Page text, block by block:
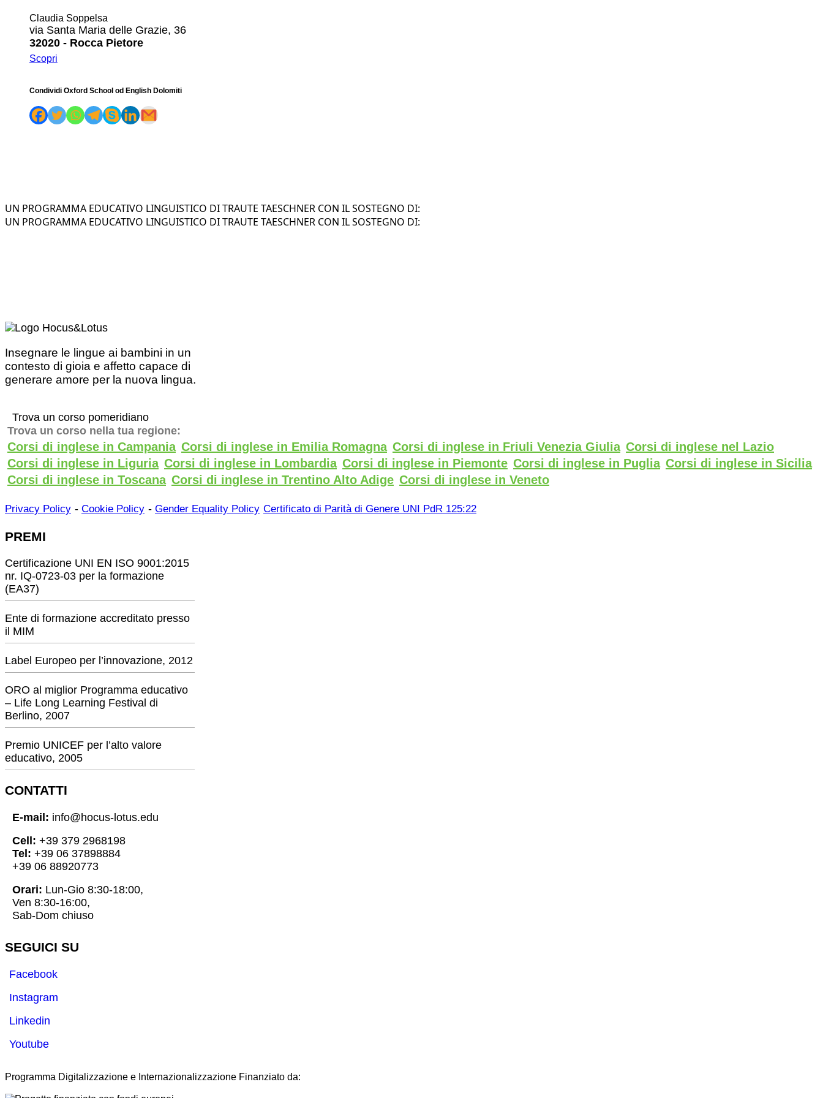
Claudia Soppelsa
via Santa Maria delle Grazie, 36
32020 - Rocca Pietore
Scopri
Condividi Oxford School od English Dolomiti
UN PROGRAMMA EDUCATIVO LINGUISTICO DI TRAUTE TAESCHNER CON IL SOSTEGNO DI:
UN PROGRAMMA EDUCATIVO LINGUISTICO DI TRAUTE TAESCHNER CON IL SOSTEGNO DI:
Insegnare le lingue ai bambini in un
contesto di gioia e affetto capace di
generare amore per la nuova lingua.
Trova un corso pomeridiano
Trova un corso nella tua regione:
Corsi di inglese in Campania Corsi di inglese in Emilia Romagna Corsi di inglese in Friuli Venezia Giulia Corsi di inglese nel Lazio
Corsi di inglese in Liguria Corsi di inglese in Lombardia Corsi di inglese in Piemonte Corsi di inglese in Puglia Corsi di inglese in Sicilia
Corsi di inglese in Toscana Corsi di inglese in Trentino Alto Adige Corsi di inglese in Veneto
Privacy Policy - Cookie Policy - Gender Equality Policy Certificato di Parità di Genere UNI PdR 125:22
PREMI
Certificazione UNI EN ISO 9001:2015
nr. IQ-0723-03 per la formazione
(EA37)
Ente di formazione accreditato presso
il MIM
Label Europeo per l’innovazione, 2012
ORO al miglior Programma educativo
– Life Long Learning Festival di
Berlino, 2007
Premio UNICEF per l’alto valore
educativo, 2005
CONTATTI
E-mail: info@hocus-lotus.edu
Cell: +39 379 2968198
Tel: +39 06 37898884
+39 06 88920773
Orari: Lun-Gio 8:30-18:00,
Ven 8:30-16:00,
Sab-Dom chiuso
SEGUICI SU
Facebook
Instagram
Linkedin
Youtube
Programma Digitalizzazione e Internazionalizzazione Finanziato da: